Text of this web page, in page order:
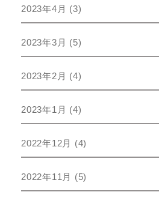
2023年4月 (3)
2023年3月 (5)
2023年2月 (4)
2023年1月 (4)
2022年12月 (4)
2022年11月 (5)